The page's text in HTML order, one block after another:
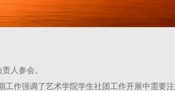
人参会。
作强调了艺术学院学生社团工作开展中需要